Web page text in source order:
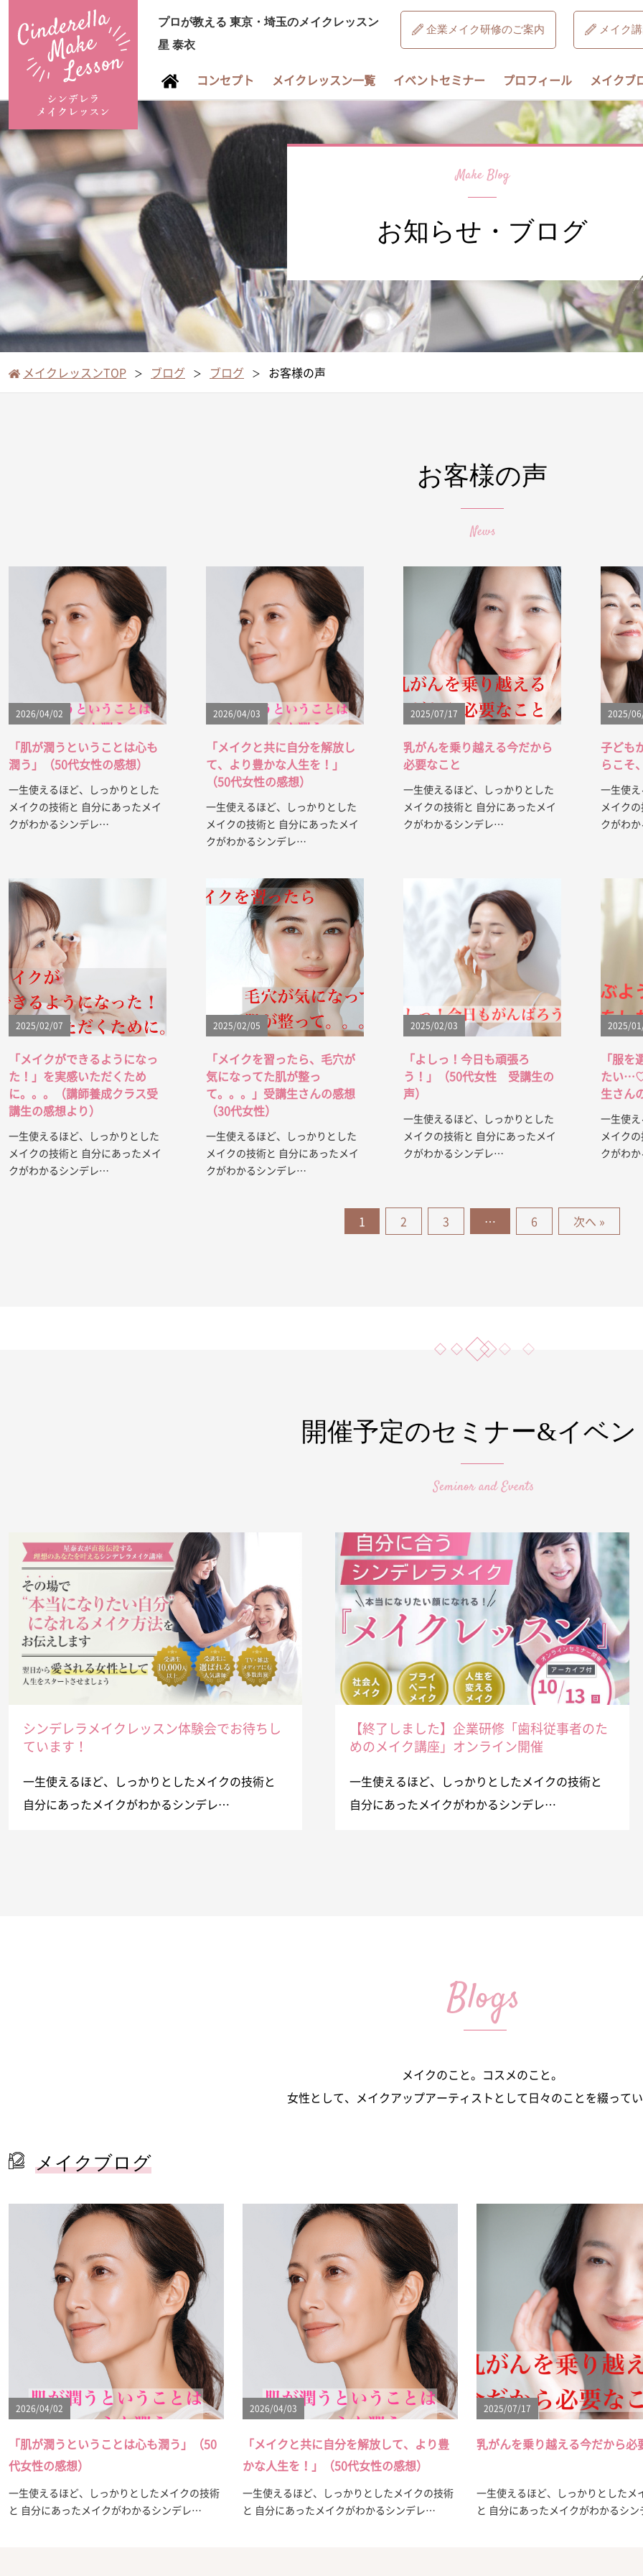
プロが教える 東京・埼玉のメイクレッスン
星 泰衣
企業メイク研修のご案内 メイク
コンセプト メイクレッスン一覧 イベントセミナー プロフィール メイクブ
お知らせ・ブログ
メイクレッスンTOP ブログ ブログ お客様の声
お客様の声
2026/04/02
「肌が潤うということは心も
潤う」（50代女性の感想）
一生使えるほど、しっかりとした
メイクの技術と 自分にあったメイ
クがわかるシンデレ…
2026/04/03
「メイクと共に自分を解放し
て、より豊かな人生を！」
（50代女性の感想）
一生使えるほど、しっかりとした
メイクの技術と 自分にあったメイ
クがわかるシンデレ…
2025/07/17
乳がんを乗り越える今だから
必要なこと
一生使えるほど、しっかりとした
メイクの技術と 自分にあったメイ
クがわかるシンデレ…
2025/
子ども
らこそ
一生使
メイク
クがわ
2025/02/07
「メイクができるようになっ
た！」を実感いただくため
に。。。（講師養成クラス受
講生の感想より）
一生使えるほど、しっかりとした
メイクの技術と 自分にあったメイ
クがわかるシンデレ…
2025/02/05
「メイクを習ったら、毛穴が
気になってた肌が整っ
て。。。」受講生さんの感想
（30代女性）
一生使えるほど、しっかりとした
メイクの技術と 自分にあったメイ
クがわかるシンデレ…
2025/02/03
「よしっ！今日も頑張ろ
う！」（50代女性 受講生の
声）
一生使えるほど、しっかりとした
メイクの技術と 自分にあったメイ
クがわかるシンデレ…
2025/
「服
たい
生さん
一生使
メイク
クがわ
1 2 3 … 6 次へ »
開催予定のセミナー&イベン
シンデレラメイクレッスン体験会でお待ちし
ています！
一生使えるほど、しっかりとしたメイクの技術と
自分にあったメイクがわかるシンデレ…
【終了しました】企業研修「歯科従事者のた
めのメイク講座」オンライン開催
一生使えるほど、しっかりとしたメイクの技術と
自分にあったメイクがわかるシンデレ…
メイクのこと。コスメのこと。
女性として、メイクアップアーティストとして日々のことを綴って
メイクブログ
2026/04/02
「肌が潤うということは心も潤う」（50
代女性の感想）
一生使えるほど、しっかりとしたメイクの技術
と 自分にあったメイクがわかるシンデレ…
2026/04/03
「メイクと共に自分を解放して、より豊
かな人生を！」（50代女性の感想）
一生使えるほど、しっかりとしたメイクの技術
と 自分にあったメイクがわかるシンデレ…
2025/07/17
乳がんを乗り越える今だから必
一生使えるほど、しっかりとしたメ
と 自分にあったメイクがわかるシ